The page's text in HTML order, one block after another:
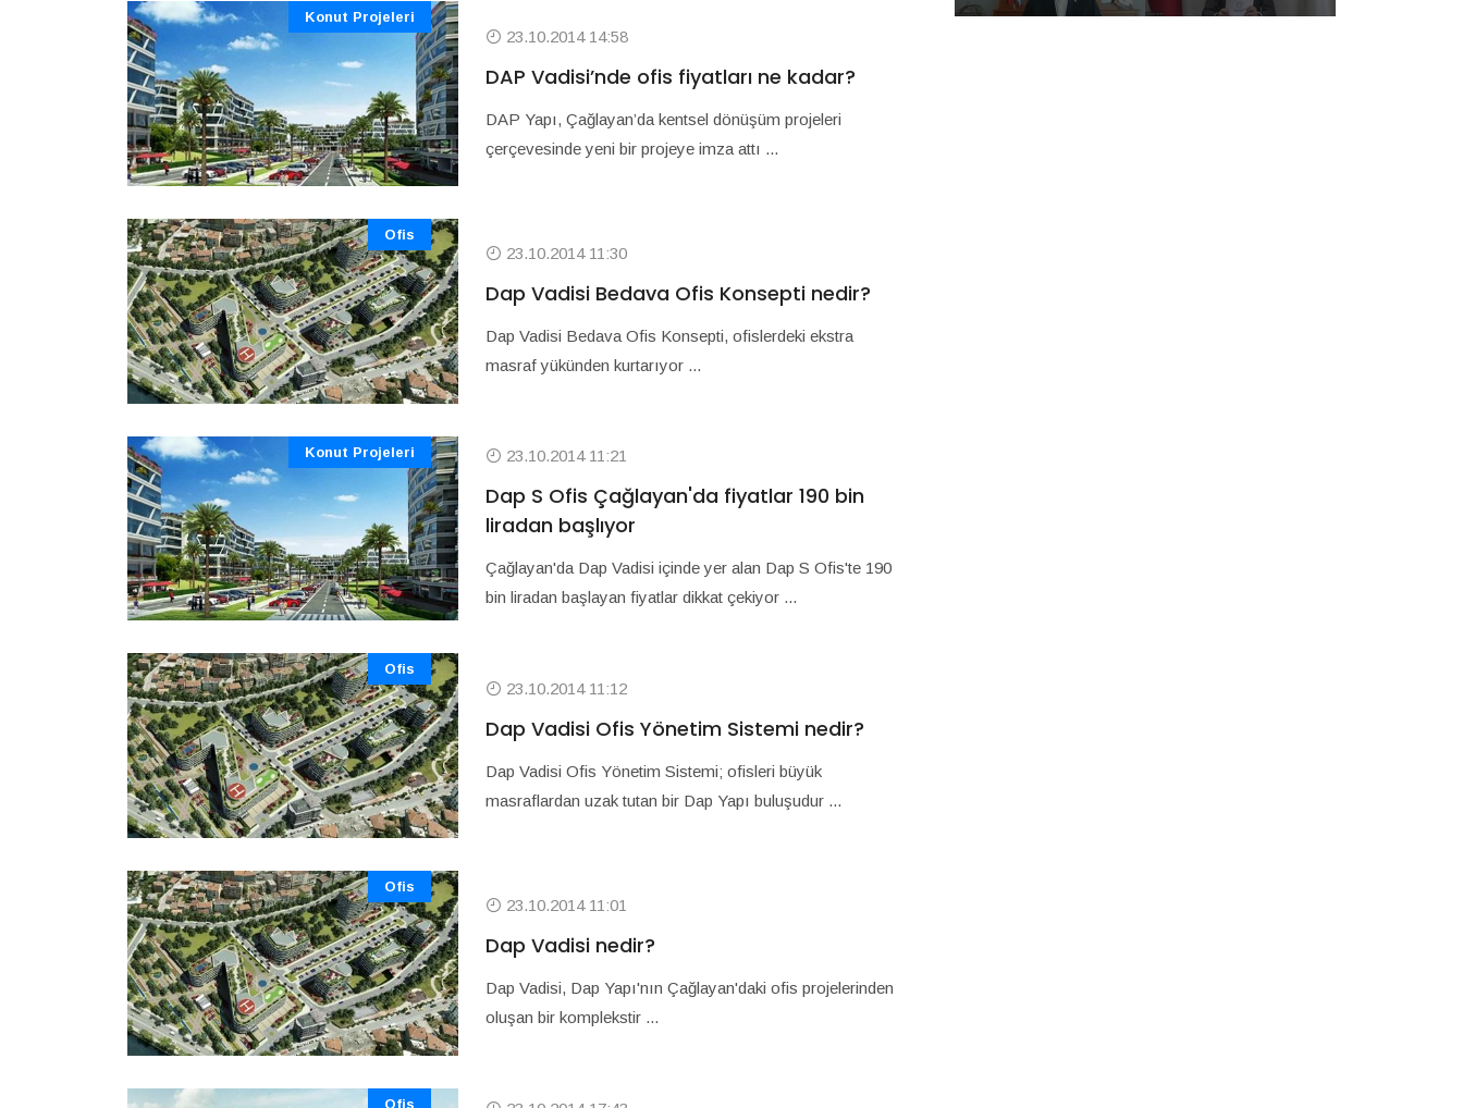
Konut Projeleri
23.10.2014 14:58
DAP Vadisi’nde ofis fiyatları ne kadar?
DAP Yapı, Çağlayan’da kentsel dönüşüm projeleri
çerçevesinde yeni bir projeye imza attı ...
Ofis
23.10.2014 11:30
Dap Vadisi Bedava Ofis Konsepti nedir?
Dap Vadisi Bedava Ofis Konsepti, ofislerdeki ekstra
masraf yükünden kurtarıyor ...
Konut Projeleri 23.10.2014 11:21
Dap S Ofis Çağlayan'da fiyatlar 190 bin
liradan başlıyor
Çağlayan'da Dap Vadisi içinde yer alan Dap S Ofis'te 190
bin liradan başlayan fiyatlar dikkat çekiyor ...
Ofis
23.10.2014 11:12
Dap Vadisi Ofis Yönetim Sistemi nedir?
Dap Vadisi Ofis Yönetim Sistemi; ofisleri büyük
masraflardan uzak tutan bir Dap Yapı buluşudur ...
Ofis
23.10.2014 11:01
Dap Vadisi nedir?
Dap Vadisi, Dap Yapı'nın Çağlayan'daki ofis projelerinden
oluşan bir komplekstir ...
Ofis